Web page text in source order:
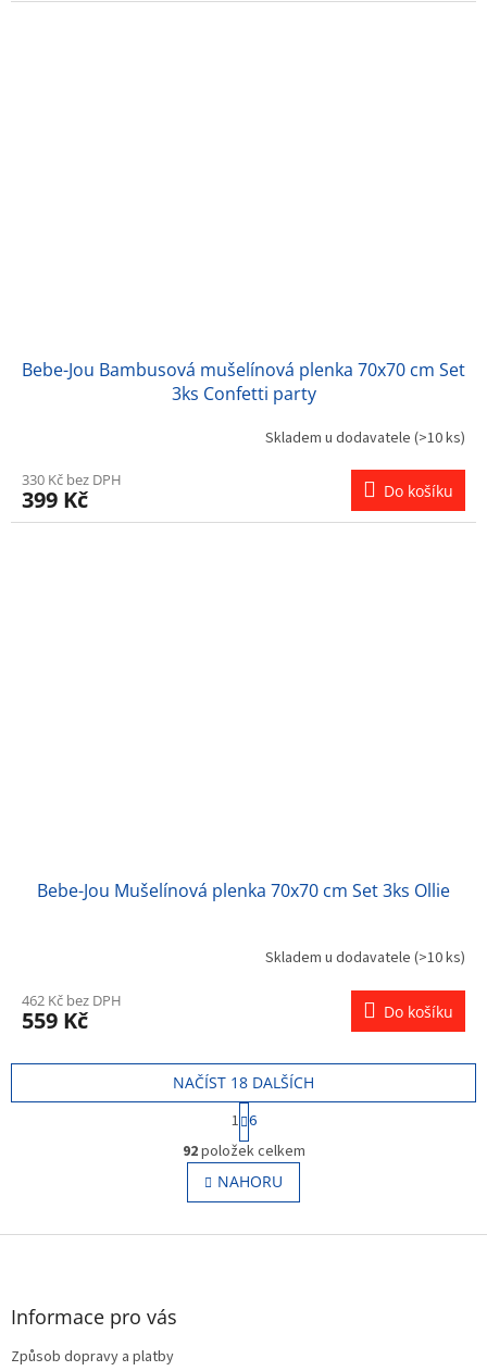
Bebe-Jou Bambusová mušelínová plenka 70x70 cm Set
3ks Confetti party
Skladem u dodavatele (>10 ks)
330 Kč bez DPH
399 Kč Do košíku
Bebe-Jou Mušelínová plenka 70x70 cm Set 3ks Ollie
Skladem u dodavatele (>10 ks)
462 Kč bez DPH
559 Kč Do košíku
O
v
l
á
a
NAČÍST 18 DALŠÍCH
S
t
r
á
n
k
v
1 6
92položek celkem
NAHORU
Z
Informace pro vás
Způsob dopravy a platby